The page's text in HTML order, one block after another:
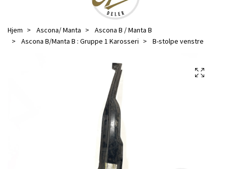
Hjem Ascona/ Manta
Ascona B / Manta B
Ascona B/Manta B : Gruppe 1 Karosseri
B-stolpe venstre